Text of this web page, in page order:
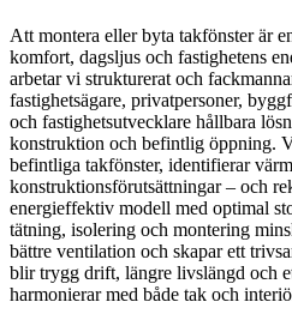
Att montera eller byta takfönster är
komfort, dagsljus och fastighetens
arbetar vi strukturerat och
fastighetsägare, privatpersoner,
och fastighetsutvecklare hållbara
konstruktion och befintlig öppning.
befintliga takfönster, identifierar
konstruktionsförutsättningar – och
energieffektiv modell med optimal
tätning, isolering och montering
bättre ventilation och skapar ett
blir trygg drift, längre livslängd och
harmonierar med både tak och